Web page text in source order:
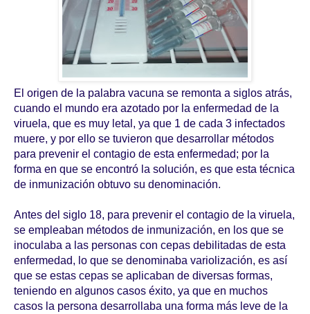
El origen de la palabra vacuna se remonta a siglos atrás,
cuando el mundo era azotado por la enfermedad de la
viruela, que es muy letal, ya que 1 de cada 3 infectados
muere, y por ello se tuvieron que desarrollar métodos
para prevenir el contagio de esta enfermedad; por la
forma en que se encontró la solución, es que esta técnica
de inmunización obtuvo su denominación.
Antes del siglo 18, para prevenir el contagio de la viruela,
se empleaban métodos de inmunización, en los que se
inoculaba a las personas con cepas debilitadas de esta
enfermedad, lo que se denominaba variolización, es así
que se estas cepas se aplicaban de diversas formas,
teniendo en algunos casos éxito, ya que en muchos
casos la persona desarrollaba una forma más leve de la